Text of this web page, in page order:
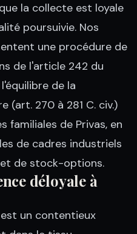
la collecte est loyale
poursuivie. Nos
une procédure de
de l'article 242 du
de la
(art. 270 à 281 C. civ.)
familiales de Privas, en
de cadres industriels
de stock-options.
déloyale à
un contentieux